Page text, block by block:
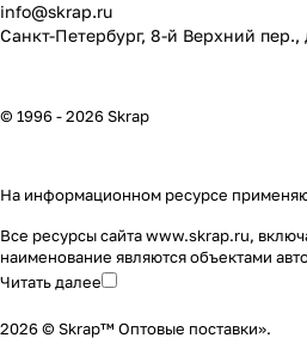
info@skrap.ru
Санкт-Петербург, 8-й Верхний пер.,
© 1996 - 2026 Skrap
На информационном ресурсе
Все ресурсы сайта www.skrap.ru,
наименование являются объектами
Читать далее
2026 © Skrap™ Оптовые поставки».